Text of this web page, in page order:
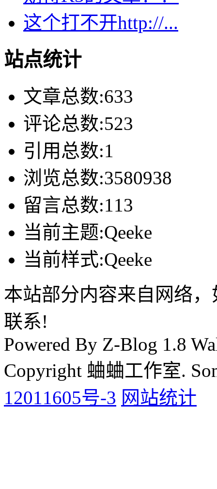
这个打不开http://...
站点统计
文章总数:633
评论总数:523
引用总数:1
浏览总数:3580938
留言总数:113
当前主题:Qeeke
当前样式:Qeeke
本站部分内容来自网络
联系!
Powered By Z-Blog 1.8
Copyright 蛐蛐工作室.
12011605号-3 网站统计